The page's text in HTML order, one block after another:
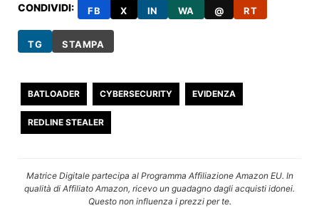
CONDIVIDI: FB X IN WA @ RT
TG STAMPA
BATLOADER CYBERSECURITY EVIDENZA
REDLINE STEALER
Matrice Digitale partecipa al Programma Affiliazione Amazon EU. In
qualità di Affiliato Amazon, ricevo un guadagno dagli acquisti idonei.
Questo non influenza i prezzi per te.